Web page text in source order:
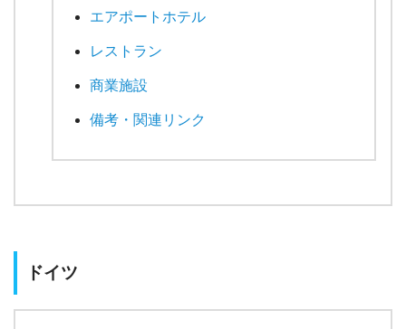
エアポートホテル
レストラン
商業施設
備考・関連リンク
ドイツ